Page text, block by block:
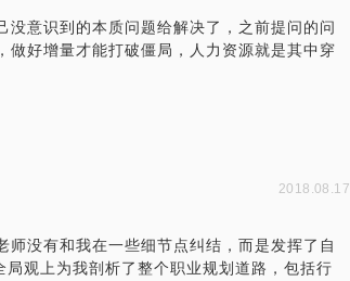
意识到的本质问题给解决了，之前提问的问
好增量才能打破僵局，人力资源就是其中穿
2018.08.17
没有和我在一些细节点纠结，而是发挥了自
观上为我剖析了整个职业规划道路，包括行